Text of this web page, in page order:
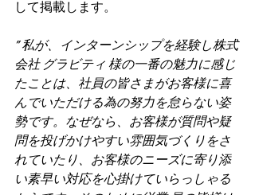
して掲載します。
” 私が、インターンシップを経験し株式
会社 グラビティ 様の一番の魅力に感じ
たことは、社員の皆さまがお客様に喜
んでいただける為の努力を怠らない姿
勢です。なぜなら、お客様が質問や疑
問を投げかけやすい雰囲気づくりをさ
れていたり、お客様のニーズに寄り添
い素早い対応を心掛けていらっしゃる